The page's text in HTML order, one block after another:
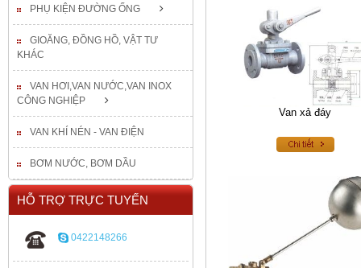
PHỤ KIỆN ĐƯỜNG ỐNG
GIOĂNG, ĐỒNG HỒ, VẬT TƯ
KHÁC
VAN HƠI,VAN NƯỚC,VAN INOX
CÔNG NGHIỆP
VAN KHÍ NÉN - VAN ĐIỆN
BƠM NƯỚC, BƠM DẦU
HỖ TRỢ TRỰC TUYẾN
0422148266
Van xả đáy